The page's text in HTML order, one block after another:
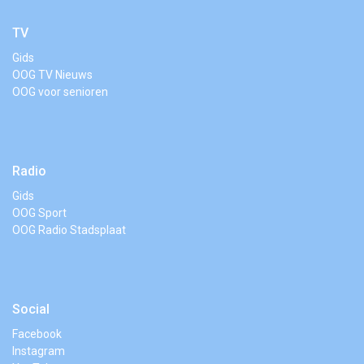
TV
Gids
OOG TV Nieuws
OOG voor senioren
Radio
Gids
OOG Sport
OOG Radio Stadsplaat
Social
Facebook
Instagram